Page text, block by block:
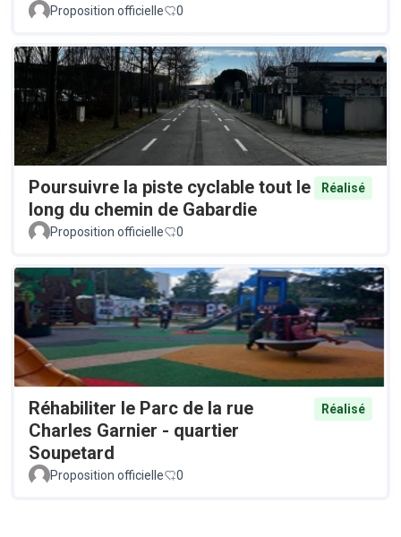
Proposition officielle 0
Poursuivre la piste cyclable tout le
long du chemin de Gabardie
Réalisé
Proposition officielle 0
Réhabiliter le Parc de la rue
Charles Garnier - quartier
Soupetard
Réalisé
Proposition officielle 0